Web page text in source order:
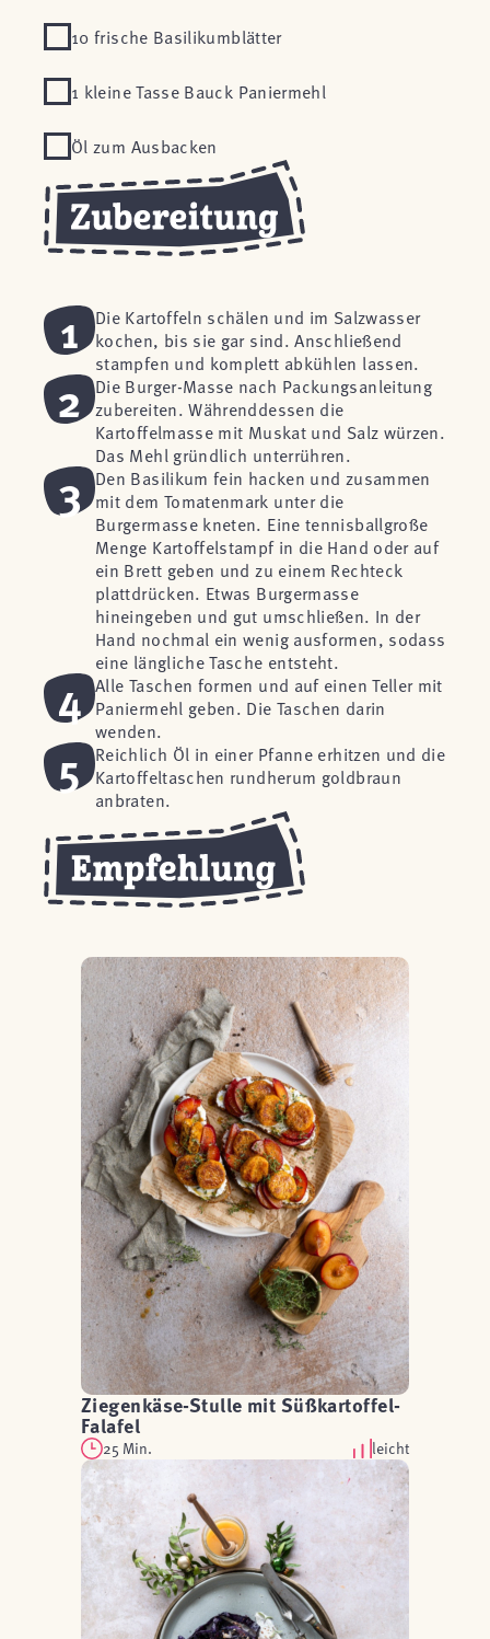
10 frische Basilikumblätter
1 kleine Tasse Bauck Paniermehl
Öl zum Ausbacken
1
Die Kartoffeln schälen und im Salzwasser
kochen, bis sie gar sind. Anschließend
stampfen und komplett abkühlen lassen.
2
Die Burger-Masse nach Packungsanleitung
zubereiten. Währenddessen die
Kartoffelmasse mit Muskat und Salz würzen.
Das Mehl gründlich unterrühren.
3
Den Basilikum fein hacken und zusammen
mit dem Tomatenmark unter die
Burgermasse kneten. Eine tennisballgroße
Menge Kartoffelstampf in die Hand oder auf
ein Brett geben und zu einem Rechteck
plattdrücken. Etwas Burgermasse
hineingeben und gut umschließen. In der
Hand nochmal ein wenig ausformen, sodass
eine längliche Tasche entsteht.
4 Alle Taschen formen und auf einen Teller mit
Paniermehl geben. Die Taschen darin
wenden.
5
Reichlich Öl in einer Pfanne erhitzen und die
Kartoffeltaschen rundherum goldbraun
anbraten.
Ziegenkäse-Stulle mit Süßkartoffel-
Falafel
25 Min. leicht